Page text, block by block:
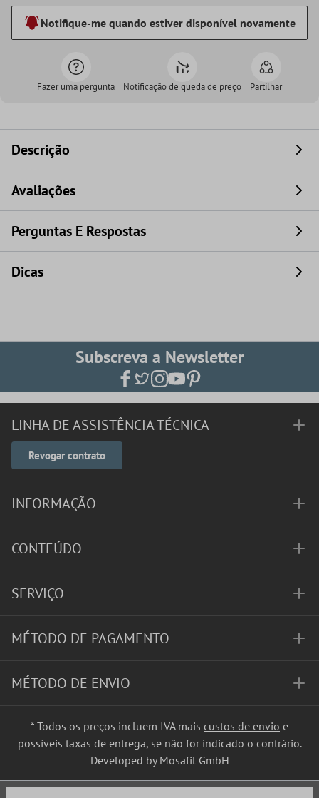
Notifique-me quando estiver disponível novamente
Fazer uma pergunta Notificação de queda de preço Partilhar
Descrição
Avaliações
Perguntas E Respostas
Dicas
Subscreva a Newsletter
LINHA DE ASSISTÊNCIA TÉCNICA
Revogar contrato
INFORMAÇÃO
CONTEÚDO
SERVIÇO
MÉTODO DE PAGAMENTO
MÉTODO DE ENVIO
* Todos os preços incluem IVA mais custos de envio e
possíveis taxas de entrega, se não for indicado o contrário.
Developed by Mosafil GmbH